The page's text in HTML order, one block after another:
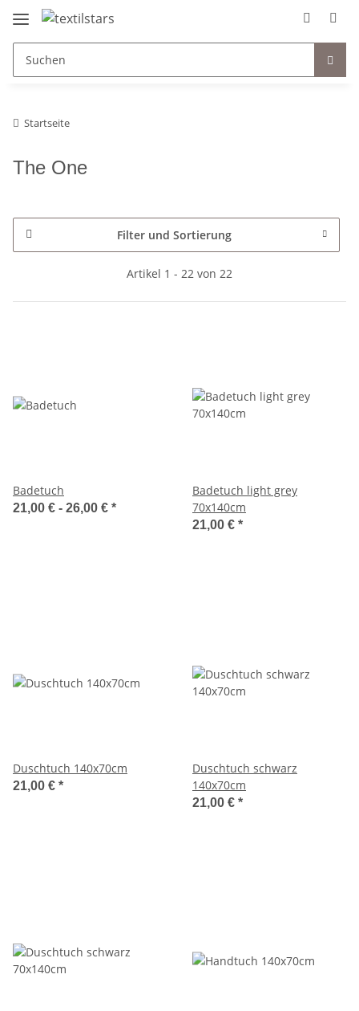
Startseite
The One
Filter und Sortierung
Artikel 1 - 22 von 22
Badetuch
21,00 € - 26,00 € *
Badetuch light grey
70x140cm
21,00 € *
Duschtuch 140x70cm
21,00 € *
Duschtuch schwarz
140x70cm
21,00 € *